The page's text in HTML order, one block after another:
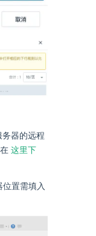
务器的远程
这里下
置需填入